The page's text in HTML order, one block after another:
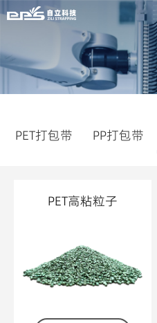
PET打包带 PP打包带
PET高粘粒子